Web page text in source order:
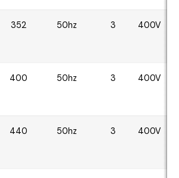
352 50hz 3 400V
400 50hz 3 400V
440 50hz 3 400V